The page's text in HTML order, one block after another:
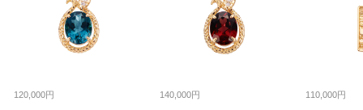
120,000円 140,000円 110,000円